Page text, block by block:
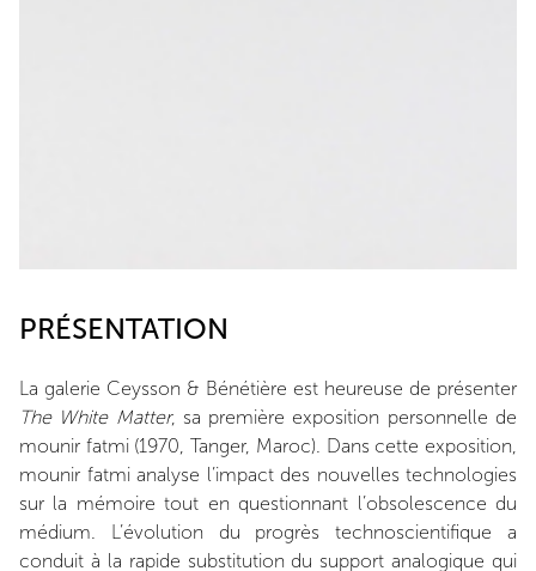
PRÉSENTATION
La galerie Ceysson & Bénétière est heureuse de présenter
The White Matter, sa première exposition personnelle de
mounir fatmi (1970, Tanger, Maroc). Dans cette exposition,
mounir fatmi analyse l’impact des nouvelles technologies
sur la mémoire tout en questionnant l’obsolescence du
médium. L’évolution du progrès technoscientifique a
conduit à la rapide substitution du support analogique qui